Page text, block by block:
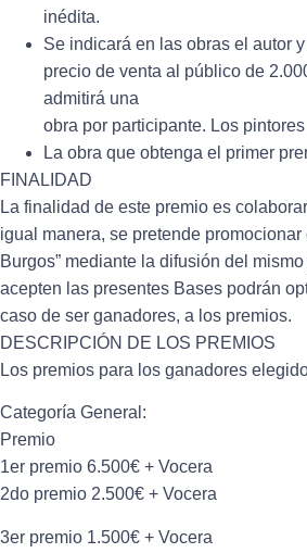
inédita.
Se indicará en las obras el autor
precio de venta al público de
admitirá una
obra por participante. Los
La obra que obtenga el primer
FINALIDAD
La finalidad de este premio es
igual manera, se pretende
Burgos” mediante la difusión del
acepten las presentes Bases podrán
caso de ser ganadores, a los premios.
DESCRIPCIÓN DE LOS PREMIOS
Los premios para los ganadores
Categoría General:
Premio
1er premio 6.500€ + Vocera
2do premio 2.500€ + Vocera
3er premio 1.500€ + Vocera